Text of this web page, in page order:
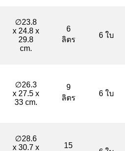
∅23.8
x 24.8 x
29.8
cm.
6
ลิตร
6 ใบ
∅26.3
x 27.5 x
33 cm.
9
ลิตร
6 ใบ
∅28.6
x 30.7 x
15